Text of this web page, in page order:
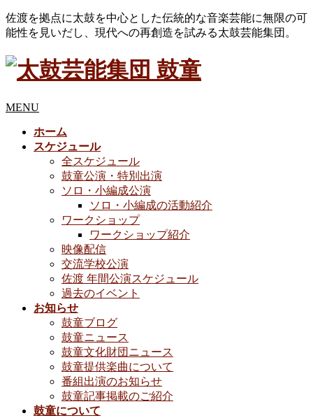
佐渡を拠点に太鼓を中心とした伝統的な音楽芸能に無限の可
能性を見いだし、現代への再創造を試みる太鼓芸能集団。
MENU
ホーム
スケジュール
全スケジュール
鼓童公演・特別出演
ソロ・小編成公演
ソロ・小編成の活動紹介
ワークショップ
ワークショップ紹介
映像配信
交流学校公演
佐渡 年間公演スケジュール
過去のイベント
お知らせ
鼓童ブログ
鼓童ニュース
鼓童文化財団ニュース
鼓童提供楽曲について
番組出演のお知らせ
鼓童記事掲載のご紹介
鼓童について